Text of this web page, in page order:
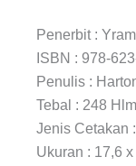
Penerbit :
ISBN : 978-
Penulis :
Tebal : 248 Hlm
Jenis Cetakan
Ukuran : 17,6